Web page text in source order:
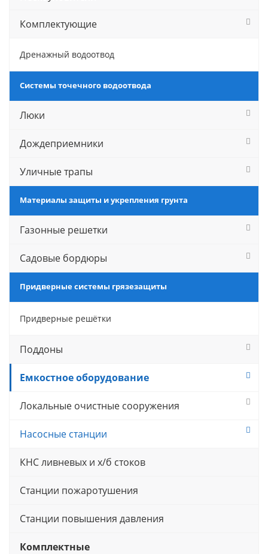
Комплектующие
Дренажный водоотвод
Системы точечного водоотвода
Люки
Дождеприемники
Уличные трапы
Материалы защиты и укрепления грунта
Газонные решетки
Садовые бордюры
Придверные системы грязезащиты
Придверные решётки
Поддоны
Емкостное оборудование
Локальные очистные сооружения
Насосные станции
КНС ливневых и х/б стоков
Станции пожаротушения
Станции повышения давления
Комплектные